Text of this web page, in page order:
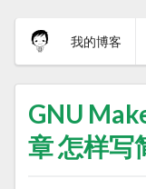
我的博客
GNU
章 怎样写